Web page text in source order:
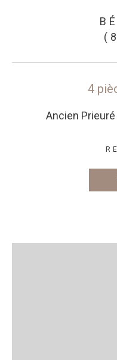
4
Ancien